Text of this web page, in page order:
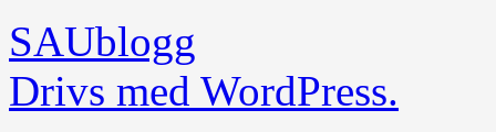
SAUblogg
Drivs med WordPress.